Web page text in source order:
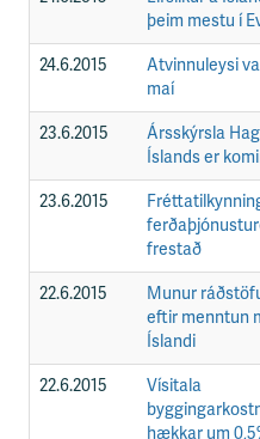
þeim mestu í
24.6.2015
Atvinnuleysi
maí
23.6.2015
Ársskýrsla
Íslands er
23.6.2015
frestað
22.6.2015
Munur
eftir menntun
Íslandi
22.6.2015
Vísitala
hækkar um